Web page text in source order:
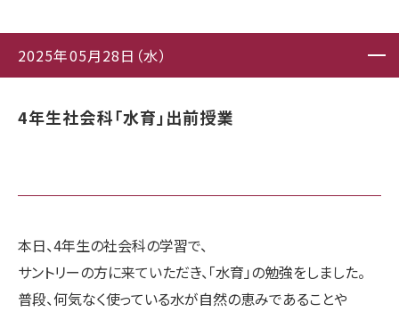
2025年05月28日（水）
4年生社会科「水育」出前授業
本日、4年生の社会科の学習で、
サントリーの方に来ていただき、「水育」の勉強をしました。
普段、何気なく使っている水が自然の恵みであることや